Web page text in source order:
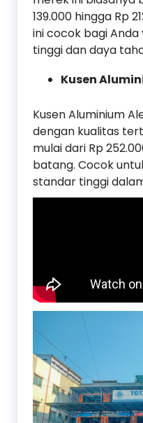
139.000 hingga Rp
ini cocok bagi
tinggi dan daya
Kusen
Kusen Aluminium
dengan kualitas
mulai dari Rp
batang. Cocok
standar tinggi